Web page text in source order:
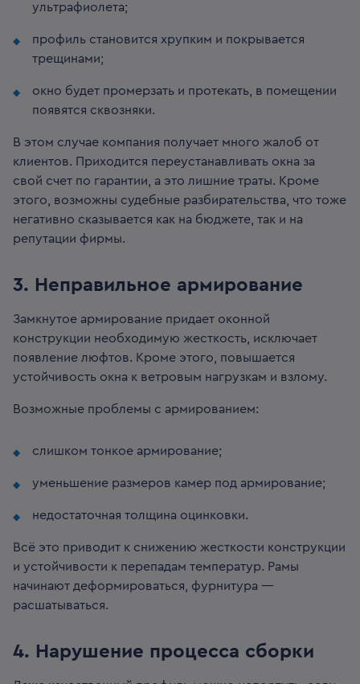
ультрафиолета;
профиль становится хрупким и покрывается
трещинами;
окно будет промерзать и протекать, в помещении
появятся сквозняки.
В этом случае компания получает много жалоб от
клиентов. Приходится переустанавливать окна за
свой счет по гарантии, а это лишние траты. Кроме
этого, возможны судебные разбирательства, что тоже
негативно сказывается как на бюджете, так и на
репутации фирмы.
3️. Неправильное армирование
Замкнутое армирование придает оконной
конструкции необходимую жесткость, исключает
появление люфтов. Кроме этого, повышается
устойчивость окна к ветровым нагрузкам и взлому.
Возможные проблемы с армированием:
слишком тонкое армирование;
уменьшение размеров камер под армирование;
недостаточная толщина оцинковки.
Всё это приводит к снижению жесткости конструкции
и устойчивости к перепадам температур. Рамы
начинают деформироваться, фурнитура —
расшатываться.
4️. Нарушение процесса сборки